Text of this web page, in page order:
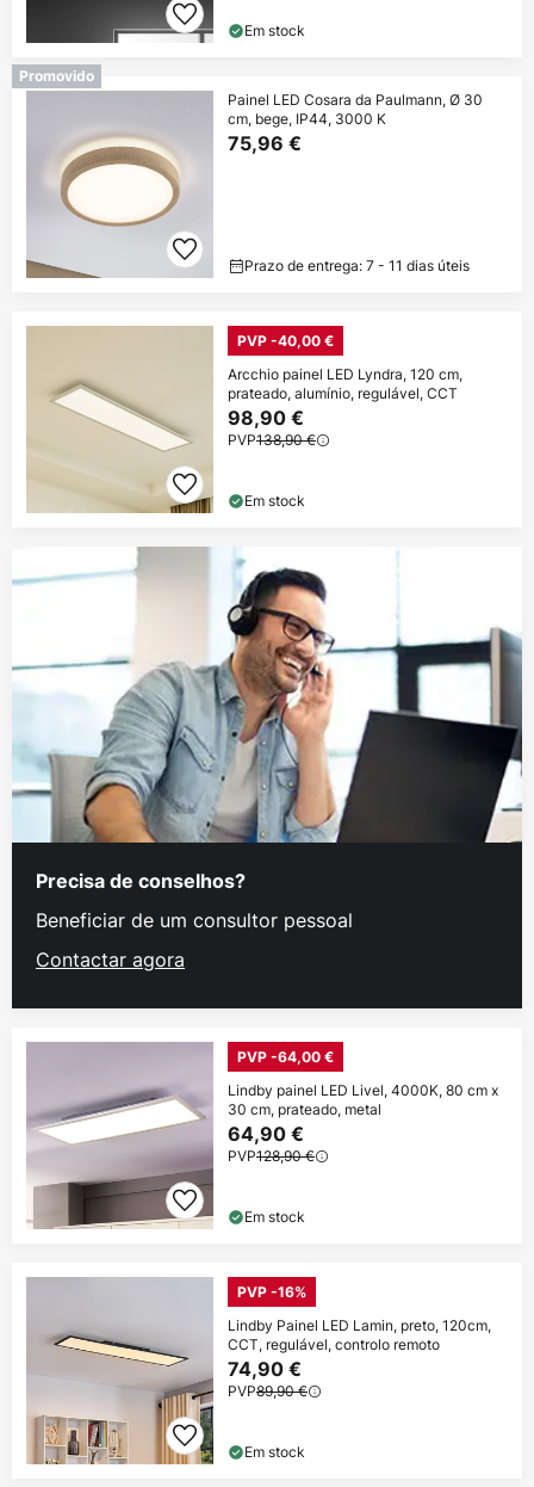
Em stock
Promovido
Painel LED Cosara da Paulmann, Ø 30
cm, bege, IP44, 3000 K
75,96 €
Prazo de entrega: 7 - 11 dias úteis
PVP -40,00 €
Arcchio painel LED Lyndra, 120 cm,
prateado, alumínio, regulável, CCT
98,90 €
PVP138,90 €
Em stock
Precisa de conselhos?
Beneficiar de um consultor pessoal
Contactar agora
PVP -64,00 €
Lindby painel LED Livel, 4000K, 80 cm x
30 cm, prateado, metal
64,90 €
PVP128,90 €
Em stock
PVP -16%
Lindby Painel LED Lamin, preto, 120cm,
CCT, regulável, controlo remoto
74,90 €
PVP89,90 €
Em stock